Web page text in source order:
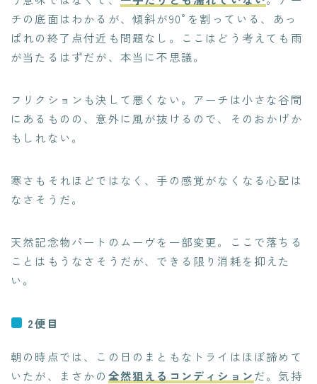
チの底面はわかるが、傾斜が90°を割っている、あっ
ぱれの終了点付近も問題なし。ここはどう考えても雨
が当たるはずだが、本当に不思議。
フリクションも決して悪くない。アーチは小さな谷間
にあるものの、意外に風が抜けるので、そのおかげか
もしれない。
寒さもそれほどではなく、手の感覚がなくなる心配は
なさそうだ。
天然記念物パートのムーヴを一部変更。ここで落ちる
ことはもうなさそうだが、できる限り消耗を抑えた
い。
2便目
朝の時点では、この日のまともなトライはほぼ諦めて
いたが、まさかの 全然狙えるコンディションだ。気持